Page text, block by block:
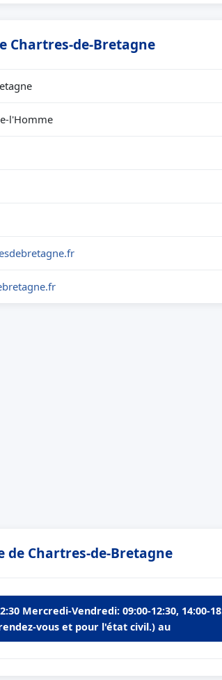
Chartres-de-Bretagne
l'Homme
Chartres-de-Bretagne
Mercredi-Vendredi: 09:00-12:30, 14:00-
vous et pour l'état civil.) au